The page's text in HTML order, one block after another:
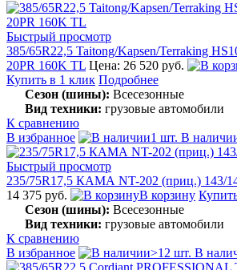
Быстрый просмотр
385/65R22,5 Taitong/Kapsen/Terraking
20PR 160K TL Цена: 26 520 руб.
Купить в 1 клик Подробнее
Сезон (шины): Всесезонные
Вид техники: грузовые автомобили
К сравнению
В избранное
1 шт. В
Быстрый просмотр
235/75R17,5 КАМА NT-202 (приц.) 143/
14 375 руб.
В корзину
Сезон (шины): Всесезонные
Вид техники: грузовые автомобили
К сравнению
В избранное
>12 шт. В